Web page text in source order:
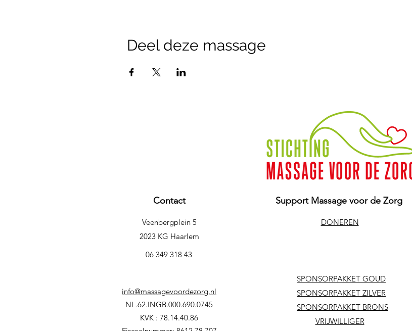
Deel deze massage
Contact Support Massage voor de Zorg
Veenbergplein 5
2023 KG Haarlem
06 349 318 43
info@massagevoordezorg.nl
NL.62.INGB.000.690.0745
KVK : 78.14.40.86
DONEREN
SPONSORPAKKET GOUD
SPONSORPAKKET ZILVER
SPONSORPAKKET BRONS
VRIJWILLIGER